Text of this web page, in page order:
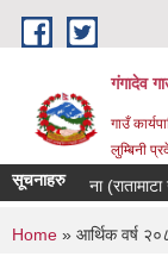
Skip to main content
गंगादेव
गाउँ
लुम्बिनी
सूचनाहरुसूचना (रातामाटा
You are
Home » आर्थिक वर्ष